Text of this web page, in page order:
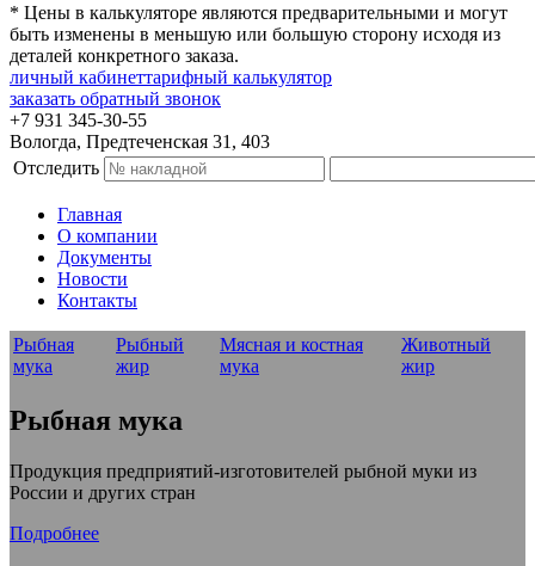
* Цены в калькуляторе являются предварительными и могут
быть изменены в меньшую или большую сторону исходя из
деталей конкретного заказа.
личный кабинеттарифный калькулятор
заказать обратный звонок
+7 931 345-30-55
Вологда, Предтеченская 31, 403
Отследить
Главная
О компании
Документы
Новости
Контакты
Рыбная
мука
Рыбный
жир
Мясная и костная
мука
Животный
жир
Рыбная мука
Продукция предприятий-изготовителей рыбной муки из
России и других стран
Подробнее